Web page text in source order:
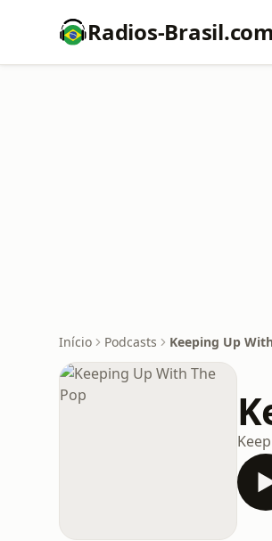
Radios-Brasil.com
Início Podcasts Keeping Up